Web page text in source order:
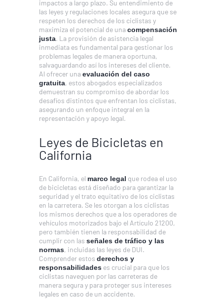
impactos a largo plazo. Su entendimiento de
las leyes y regulaciones locales asegura que se
respeten los derechos de los ciclistas y
maximiza el potencial de una compensación
justa. La provisión de asistencia legal
inmediata es fundamental para gestionar los
problemas legales de manera oportuna,
salvaguardando así los intereses del cliente.
Al ofrecer una evaluación del caso
gratuita, estos abogados especializados
demuestran su compromiso de abordar los
desafíos distintos que enfrentan los ciclistas,
asegurando un enfoque integral en la
representación y apoyo legal.
Leyes de Bicicletas en
California
En California, el marco legal que rodea el uso
de bicicletas está diseñado para garantizar la
seguridad y el trato equitativo de los ciclistas
en la carretera. Se les otorgan a los ciclistas
los mismos derechos que a los operadores de
vehículos motorizados bajo el Artículo 21200,
pero también tienen la responsabilidad de
cumplir con las señales de tráfico y las
normas, incluidas las leyes de DUI.
Comprender estos derechos y
responsabilidades es crucial para que los
ciclistas naveguen por las carreteras de
manera segura y para proteger sus intereses
legales en caso de un accidente.